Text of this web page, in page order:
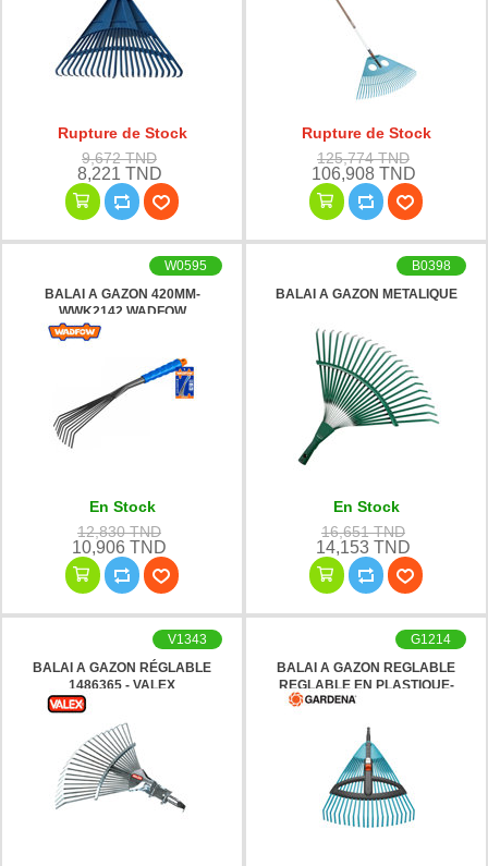
Rupture de Stock
9,672 TND
8,221 TND
Rupture de Stock
125,774 TND
106,908 TND
BALAI A GAZON 420MM-
WWK2142 WADFOW
W0595
En Stock
12,830 TND
10,906 TND
BALAI A GAZON METALIQUE
B0398
En Stock
16,651 TND
14,153 TND
BALAI A GAZON RÉGLABLE
1486365 - VALEX
V1343
BALAI A GAZON REGLABLE
REGLABLE EN PLASTIQUE-
3099-20 GARDENA
G1214